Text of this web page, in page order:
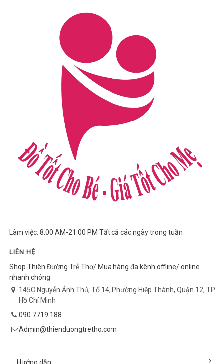
Làm việc: 8:00 AM-21:00 PM Tất cả các ngày trong tuần
LIÊN HỆ
Shop Thiên Đường Trẻ Thơ/ Mua hàng đa kênh offline/ online
nhanh chóng
145C Nguyễn Ảnh Thủ, Tổ 14, Phường Hiệp Thành, Quận 12, TP.
Hồ Chí Minh
090 7719 188
Admin@thienduongtretho.com
Hướng dẫn